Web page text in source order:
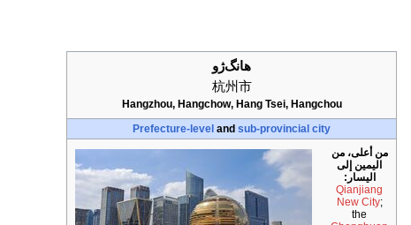
هانگ‌ژو
杭州市
Hangzhou, Hangchow, Hang Tsei, Hangchou
Prefecture-level and sub-provincial city
من أعلى، من
اليمين إلى
اليسار:
Qianjiang
New City;
the